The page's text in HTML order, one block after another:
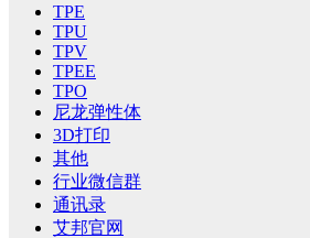
TPE
TPU
TPV
TPEE
TPO
尼龙弹性体
3D打印
其他
行业微信群
通讯录
艾邦官网